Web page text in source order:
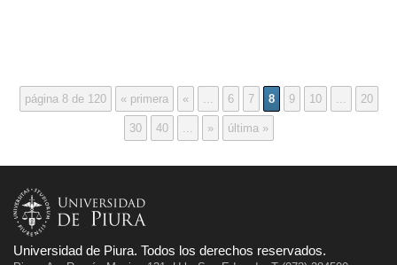
página 8 de 120 « primera « ... 6 7 8 9 10 ... 20
30 40 ... » última »
Universidad de Piura. Todos los derechos reservados.